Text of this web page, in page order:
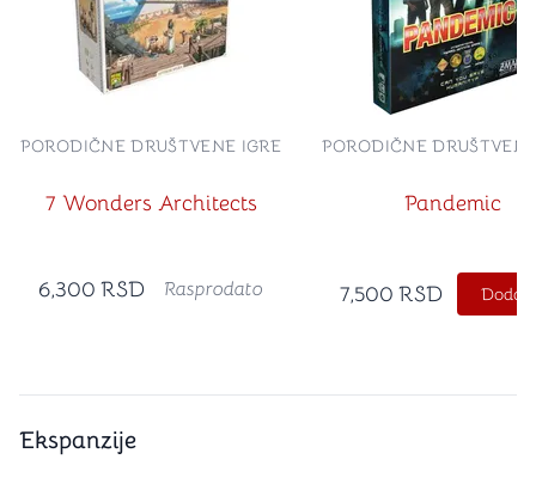
7 Wonders Architects
PORODIČNE DRUŠTVENE IGRE
6,300 RSD Rasprodato
Pandemic
PORODIČNE
7,500 RSD
Ekspanzije